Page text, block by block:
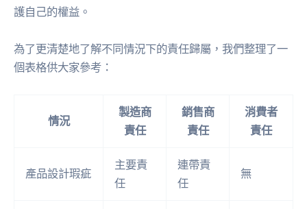
護自己的權益。
為了更清楚地了解不同情況下的責任歸屬，我們整理了一
個表格供大家參考：
情況
製造商
責任
銷售商
責任
消費者
責任
產品設計瑕疵
主要責
任
連帶責
任
無